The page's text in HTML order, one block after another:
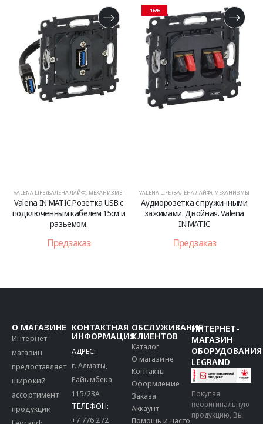
VALENA LIFE (ВАЛЕНА ЛАЙФ), МЕХАНИЗМЫ
Valena IN'MATIC.Розетка USB с
подключенным кабелем 15см и
разьемом.
Предзаказ
-16%
VALENA LIFE (ВАЛЕНА ЛАЙФ), МЕХАНИЗМЫ
Аудиорозетка с пружинными
зажимами. Двойная. Valena
IN'MATIC
Предзаказ
О МАГАЗИНЕ
Интернет-
магазин
предоставляет
широкий
ассортимент
продукции
КОНТАКТНАЯ
ИНФОРМАЦИЯ
АДРЕС:
г. Алматы,
Райымбека
115/23A
ТЕЛЕФОН:
+7 776 272
ОБСЛУЖИВАНИЕ
КЛИЕНТОВ
Каталог
О магазине
Контакты
Оформление
Заказа
Аккаунт
Помощь и часто
ИНТЕРНЕТ-
МАГАЗИН
ОБОРУДОВАНИЯ
LEGRAND
Покупая
неоригинальную
продукцию, Вы